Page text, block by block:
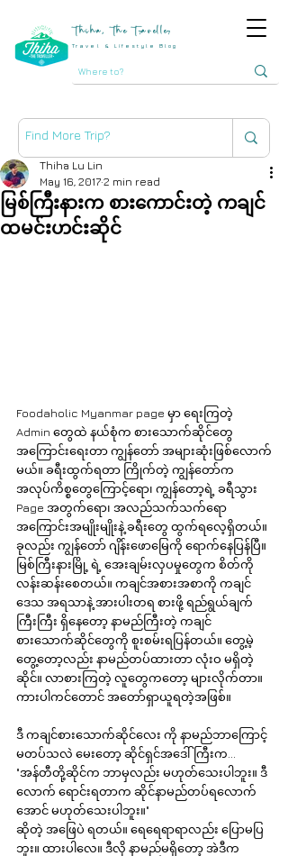
Thiha, The Traveller
Travel & Lifestyle Blog
မြစ်ကြီးနားက စားကောင်းတဲ့ ကချင်
ထမင်းဟင်းဆိုင်
Thiha Lu Lin
May 16, 2017 2 min read
Foodaholic Myanmar page မှာ ရေးကြတဲ့
Admin တွေထဲ နယ်စုံက စားသောက်ဆိုင်တွေ
အကြောင်းရေးတာ ကျွန်တော် အများဆုံးဖြစ်လောက်
မယ်။ ခရီးထွက်ရတာ ကြိုက်တဲ့ ကျွန်တော်က
အလုပ်ကိစ္စတွေကြောင့်ရော၊ ကျွန်တော့ရဲ့ ခရီသွား
Page အတွက်ရော၊ အလည်သက်သက်ရော
အကြောင်းအမျိုးမျိုးနဲ့ ခရီးတွေ ထွက်ရလေ့ရှိတယ်။
ခုလည်း ကျွန်တော် ဂျိန်းဖောမြေကို ရောက်နေပြန်ပြီ။
မြစ်ကြီးနားမြို့ ရဲ့ အေးချမ်းလှပမှုတွေက စိတ်ကို
လန်းဆန်းစေတယ်။ ကချင်အစားအစာကို ကချင်
ဒေသ အရသာနဲ့ အားပါးတရ စားဖို့ ရည်ရွယ်ချက်
ကြီးကြီး ရှိနေတော့ နာမည်ကြီးတဲ့ ကချင်
စားသောက်ဆိုင်တွေကို စူးစမ်းရပြန်တယ်။ တွေ့မဲ့
တွေ့တော့လည်း နာမည်တပ်ထားတာ လုံးဝ မရှိတဲ့
ဆိုင်။ လာစားကြတဲ့ လူတွေကတော့ များလိုက်တာ။
ကားပါကင်တောင် အတော်ရှာယူရတဲ့အဖြစ်။
ဒီ ကချင်စားသောက်ဆိုင်လေး ကို နာမည်ဘာကြောင့်
မတပ်သလဲ မေးတော့ ဆိုင်ရှင်အဒေါ်ကြီးက...
"အန်တီတို့ဆိုင်က ဘာမှလည်း မဟုတ်သေးပါဘူး။ ဒီ
လောက် ရောင်းရတာက ဆိုင်နာမည်တပ်ရလောက်
အောင် မဟုတ်သေးပါဘူး။"
ဆိုတဲ့ အဖြေပဲ ရတယ်။ ရေရေရာရာလည်း ပြောမပြ
ဘူး။ ထားပါလေ။ ဒီလို နာမည်မရှိတော့ အဲဒီက